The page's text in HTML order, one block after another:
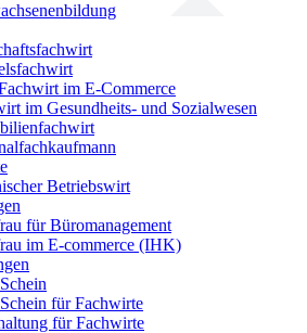
im E-Commerce
im Gesundheits- und Sozialwesen
Betriebswirt
für Büromanagement
im E-commerce (IHK)
für Fachwirte
für Fachwirte